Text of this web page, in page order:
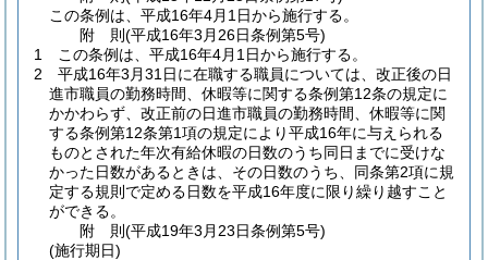
この条例は、平成16年4月1日から施行する。
附 則(平成16年3月26日条例第5号)
1
この条例は、平成16年4月1日から施行する。
2
平成16年3月31日に在職する職員については、改正後の日
進市職員の勤務時間、休暇等に関する条例第12条の規定に
かかわらず、改正前の日進市職員の勤務時間、休暇等に関
する条例第12条第1項の規定により平成16年に与えられる
ものとされた年次有給休暇の日数のうち同日までに受けな
かった日数があるときは、その日数のうち、同条第2項に規
定する規則で定める日数を平成16年度に限り繰り越すこと
ができる。
附 則(平成19年3月23日条例第5号)
(施行期日)